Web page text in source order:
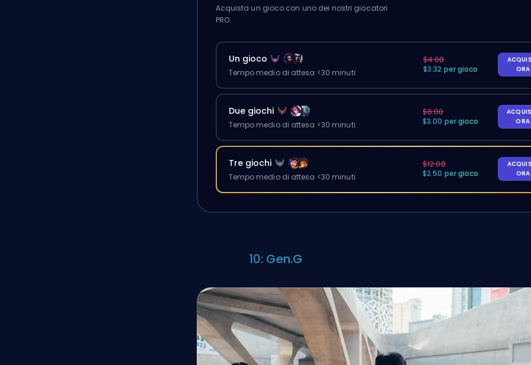
Acquista un gioco con uno dei nostri giocatori
PRO.
Un gioco
Tempo medio di attesa <30 minuti
$4.00
$3.32 per gioco
ORA
Due giochi
Tempo medio di attesa <30 minuti
$8.00
$3.00 per gioco
ORA
Tre giochi
Tempo medio di attesa <30 minuti
$12.00
$2.50 per gioco
ORA
10: Gen.G